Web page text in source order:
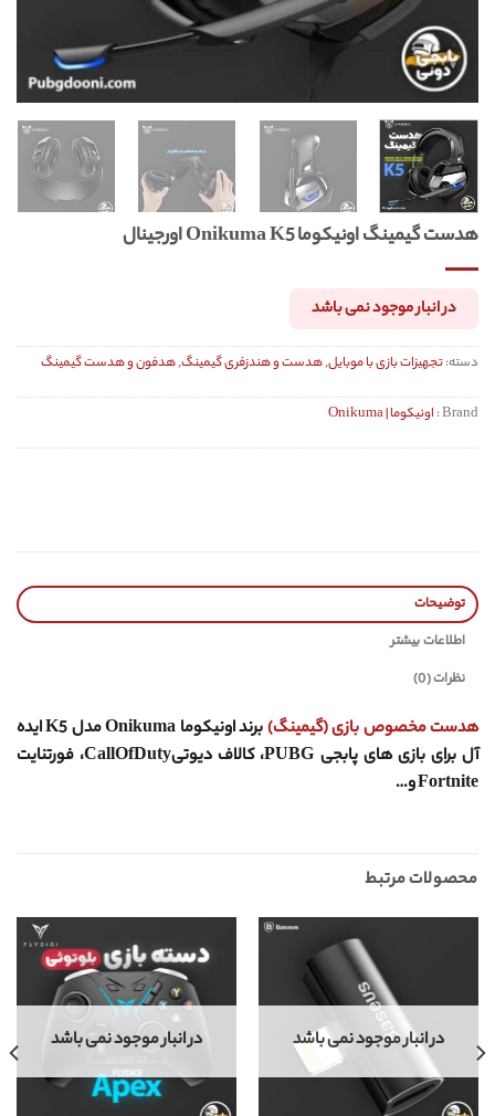
هدست گیمینگ اونیکوما Onikuma K5 اورجینال
در انبار موجود نمی باشد
دسته:تجهیزات بازی با موبایل,هدست و هندزفری گیمینگ,هدفون و هدست گیمینگ
Brand : اونیکوما | Onikuma
توضیحات
اطلاعات بیشتر
نظرات (0)
هدست مخصوص بازی (گیمینگ)
برند اونیکوما Onikuma مدل K5 ایده
آل برای بازی های پابجی PUBG، کالاف دیوتیCallOfDuty، فورتنایت
Fortnite و…
محصولات مرتبط
در انبار موجود نمی باشد در انبار موجود نمی باشد